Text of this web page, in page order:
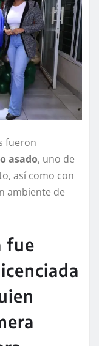
fueron
asado, uno de
así como con
ambiente de
fue